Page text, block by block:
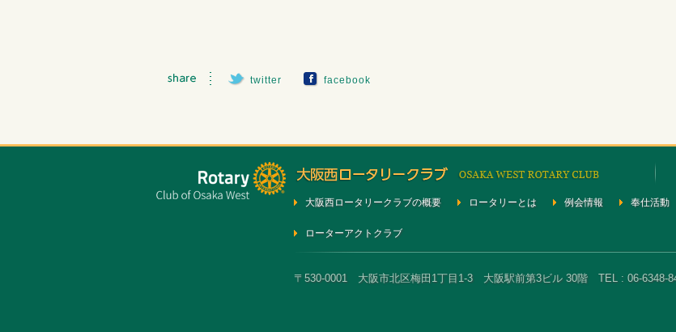
twitter facebook
大阪西ロータリークラブの概要 ロータリーとは 例会情報 奉仕活動
ローターアクトクラブ
〒530-0001 大阪市北区梅田1丁目1-3 大阪駅前第3ビル 30階 TEL : 06-6348-